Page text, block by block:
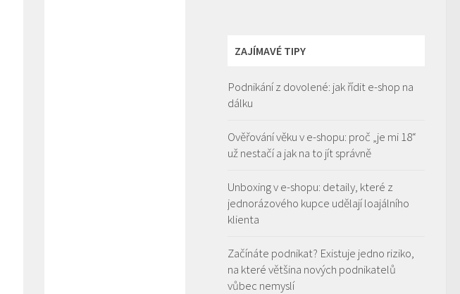
ZAJÍMAVÉ TIPY
Podnikání z dovolené: jak řídit e-shop na
dálku
Ověřování věku v e-shopu: proč „je mi 18“
už nestačí a jak na to jít správně
Unboxing v e-shopu: detaily, které z
jednorázového kupce udělají loajálního
klienta
Začínáte podnikat? Existuje jedno riziko,
na které většina nových podnikatelů
vůbec nemyslí